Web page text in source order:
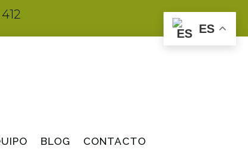
BLOG CONTACTO
ES